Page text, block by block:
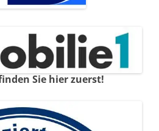
Sie hier zuerst!